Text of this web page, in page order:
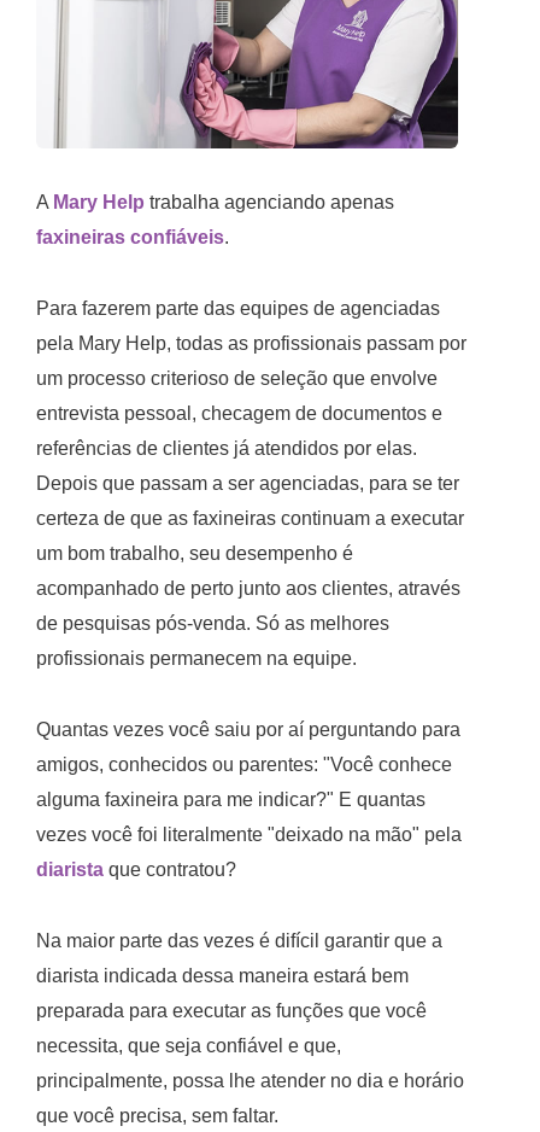
A Mary Help trabalha agenciando apenas
faxineiras confiáveis.
Para fazerem parte das equipes de agenciadas
pela Mary Help, todas as profissionais passam por
um processo criterioso de seleção que envolve
entrevista pessoal, checagem de documentos e
referências de clientes já atendidos por elas.
Depois que passam a ser agenciadas, para se ter
certeza de que as faxineiras continuam a executar
um bom trabalho, seu desempenho é
acompanhado de perto junto aos clientes, através
de pesquisas pós-venda. Só as melhores
profissionais permanecem na equipe.
Quantas vezes você saiu por aí perguntando para
amigos, conhecidos ou parentes: "Você conhece
alguma faxineira para me indicar?" E quantas
vezes você foi literalmente "deixado na mão" pela
diarista que contratou?
Na maior parte das vezes é difícil garantir que a
diarista indicada dessa maneira estará bem
preparada para executar as funções que você
necessita, que seja confiável e que,
principalmente, possa lhe atender no dia e horário
que você precisa, sem faltar.